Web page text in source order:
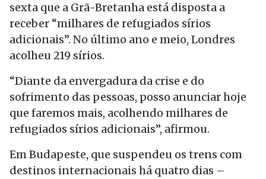
sexta que a Grã-Bretanha está disposta a
receber “milhares de refugiados sírios
adicionais”. No último ano e meio, Londres
acolheu 219 sírios.
“Diante da envergadura da crise e do
sofrimento das pessoas, posso anunciar hoje
que faremos mais, acolhendo milhares de
refugiados sírios adicionais”, afirmou.
Em Budapeste, que suspendeu os trens com
destinos internacionais há quatro dias –